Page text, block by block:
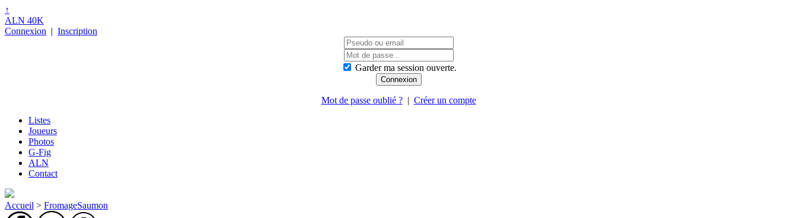
↑
ALN 40K
Connexion | Inscription
Garder ma session ouverte.
Mot de passe oublié ?| Créer un compte
Listes
Joueurs
Photos
G-Fig
ALN
Contact
Accueil > FromageSaumon